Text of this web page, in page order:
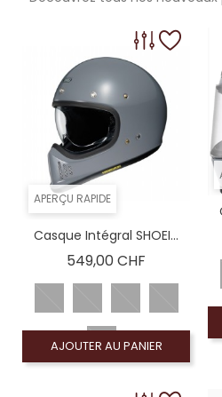
APERÇU RAPIDE
Casque Intégral SHOEI...
549,00 CHF
AJOUTER AU PANIER